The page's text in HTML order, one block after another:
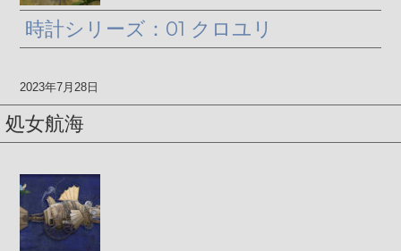
時計シリーズ：01 クロユリ
2023年7月28日
処女航海